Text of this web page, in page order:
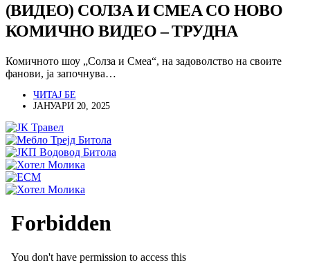
(ВИДЕО) СОЛЗА И СМЕА СО НОВО
КОМИЧНО ВИДЕО – ТРУДНА
Комичното шоу „Солза и Смеа“, на задоволство на своите
фанови, ја започнува…
ЧИТАЈ БЕ
ЈАНУАРИ 20, 2025